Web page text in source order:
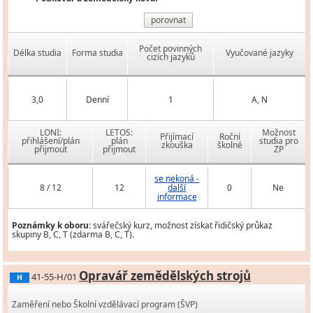
porovnat
Délka studia Forma studia Počet povinných
cizích jazyků Vyučované jazyky
3,0 Denní 1 A, N
LONI:
přihlášení/plán
přijmout
LETOS:
plán
přijmout
Přijímací
zkouška
Roční
školné
Možnost
studia pro
ZP
8 / 12 12
se nekoná -
další
informace
0 Ne
Poznámky k oboru:svářečský kurz, možnost získat řidičský průkaz
skupiny B, C, T (zdarma B, C, T).
H 41-55-H/01 Opravář zemědělských strojů
Zaměření nebo Školní vzdělávací program (ŠVP)